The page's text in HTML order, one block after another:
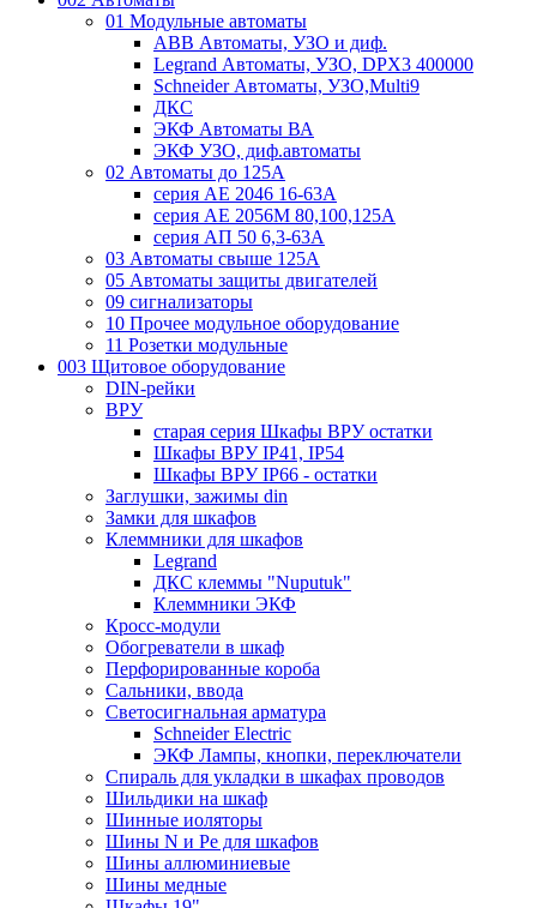
01 Модульные автоматы
ABB Автоматы, УЗО и диф.
Legrand Автоматы, УЗО, DPX3 400000
Schneider Автоматы, УЗО,Multi9
ДКС
ЭКФ Автоматы ВА
ЭКФ УЗО, диф.автоматы
02 Автоматы до 125А
серия АЕ 2046 16-63А
серия АЕ 2056М 80,100,125А
серия АП 50 6,3-63А
03 Автоматы свыше 125А
05 Автоматы защиты двигателей
09 сигнализаторы
10 Прочее модульное оборудование
11 Розетки модульные
003 Щитовое оборудование
DIN-рейки
ВРУ
старая серия Шкафы ВРУ остатки
Шкафы ВРУ IP41, IP54
Шкафы ВРУ IP66 - остатки
Заглушки, зажимы din
Замки для шкафов
Клеммники для шкафов
Legrand
ДКС клеммы "Nuputuk"
Клеммники ЭКФ
Кросс-модули
Обогреватели в шкаф
Перфорированные короба
Сальники, ввода
Светосигнальная арматура
Schneider Electric
ЭКФ Лампы, кнопки, переключатели
Спираль для укладки в шкафах проводов
Шильдики на шкаф
Шинные иоляторы
Шины N и Pe для шкафов
Шины аллюминиевые
Шины медные